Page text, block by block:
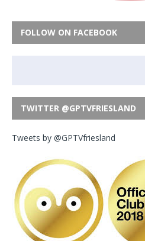
FOLLOW ON FACEBOOK
TWITTER @GPTVFRIESLAND
Tweets by @GPTVfriesland